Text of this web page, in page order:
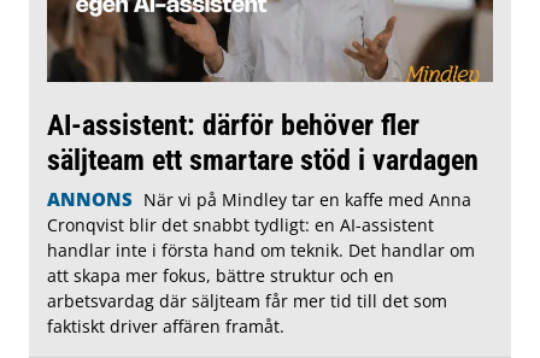
AI-assistent: därför behöver fler
säljteam ett smartare stöd i vardagen
ANNONS När vi på Mindley tar en kaffe med Anna
Cronqvist blir det snabbt tydligt: en AI-assistent
handlar inte i första hand om teknik. Det handlar om
att skapa mer fokus, bättre struktur och en
arbetsvardag där säljteam får mer tid till det som
faktiskt driver affären framåt.